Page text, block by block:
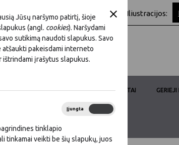
Jūsų naršymo patirtį, šioje
(angl. cookies). Naršydami
sutikimą naudoti slapukus. Savo
pakeisdami interneto
įrašytus slapukus.
Įjungta
tinklapio
tinkamai veikti be šių slapukų, juos
Fonas: baltas Juoda Iliustracijos:
LKT NARYSTĖ DOKUMENTAI